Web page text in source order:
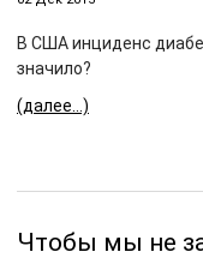
В США инциденс
значило?
(далее…)
Чтобы мы не